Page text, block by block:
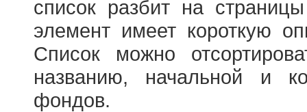
список разбит на
элемент имеет короткую
Список можно
названию, начальной и
фондов.